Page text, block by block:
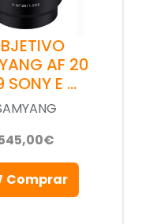
AF 20
SONY E …
Comprar